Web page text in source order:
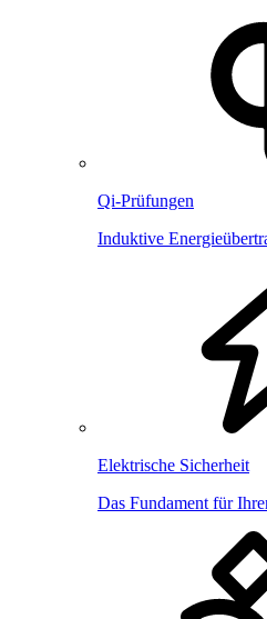
Qi-Prüfungen
Induktive
Elektrische Sicherheit
Das Fundament für